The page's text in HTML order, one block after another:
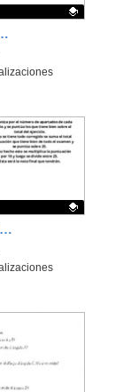
de exámenes
Matemáticas 6º